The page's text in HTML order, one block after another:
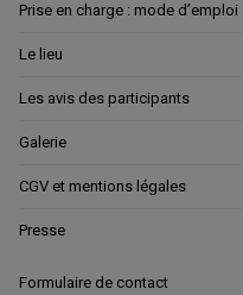
Prise en charge : mode d’emploi
Le lieu
Les avis des participants
Galerie
CGV et mentions légales
Presse
Formulaire de contact